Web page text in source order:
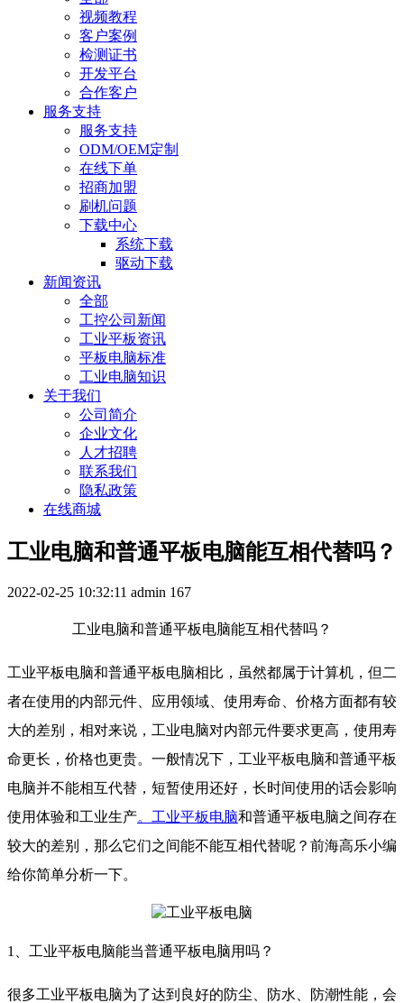
视频教程
客户案例
检测证书
开发平台
合作客户
服务支持
服务支持
ODM/OEM定制
在线下单
招商加盟
刷机问题
下载中心
系统下载
驱动下载
新闻资讯
全部
工控公司新闻
工业平板资讯
平板电脑标准
工业电脑知识
关于我们
公司简介
企业文化
人才招聘
联系我们
隐私政策
在线商城
工业电脑和普通平板电脑能互相代替吗？
2022-02-25 10:32:11 admin 167
工业电脑和普通平板电脑能互相代替吗？
工业平板电脑和普通平板电脑相比，虽然都属于计算机，但二
者在使用的内部元件、应用领域、使用寿命、价格方面都有较
大的差别，相对来说，工业电脑对内部元件要求更高，使用寿
命更长，价格也更贵。一般情况下，工业平板电脑和普通平板
电脑并不能相互代替，短暂使用还好，长时间使用的话会影响
使用体验和工业生产。工业平板电脑和普通平板电脑之间存在
较大的差别，那么它们之间能不能互相代替呢？前海高乐小编
给你简单分析一下。
1、工业平板电脑能当普通平板电脑用吗？
很多工业平板电脑为了达到良好的防尘、防水、防潮性能，会